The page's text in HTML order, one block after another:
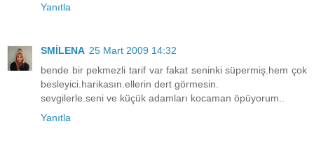
Yanıtla
SMİLENA 25 Mart 2009 14:32
bende bir pekmezli tarif var fakat seninki süpermiş.hem çok
besleyici.harikasın.ellerin dert görmesin.
sevgilerle.seni ve küçük adamları kocaman öpüyorum..
Yanıtla